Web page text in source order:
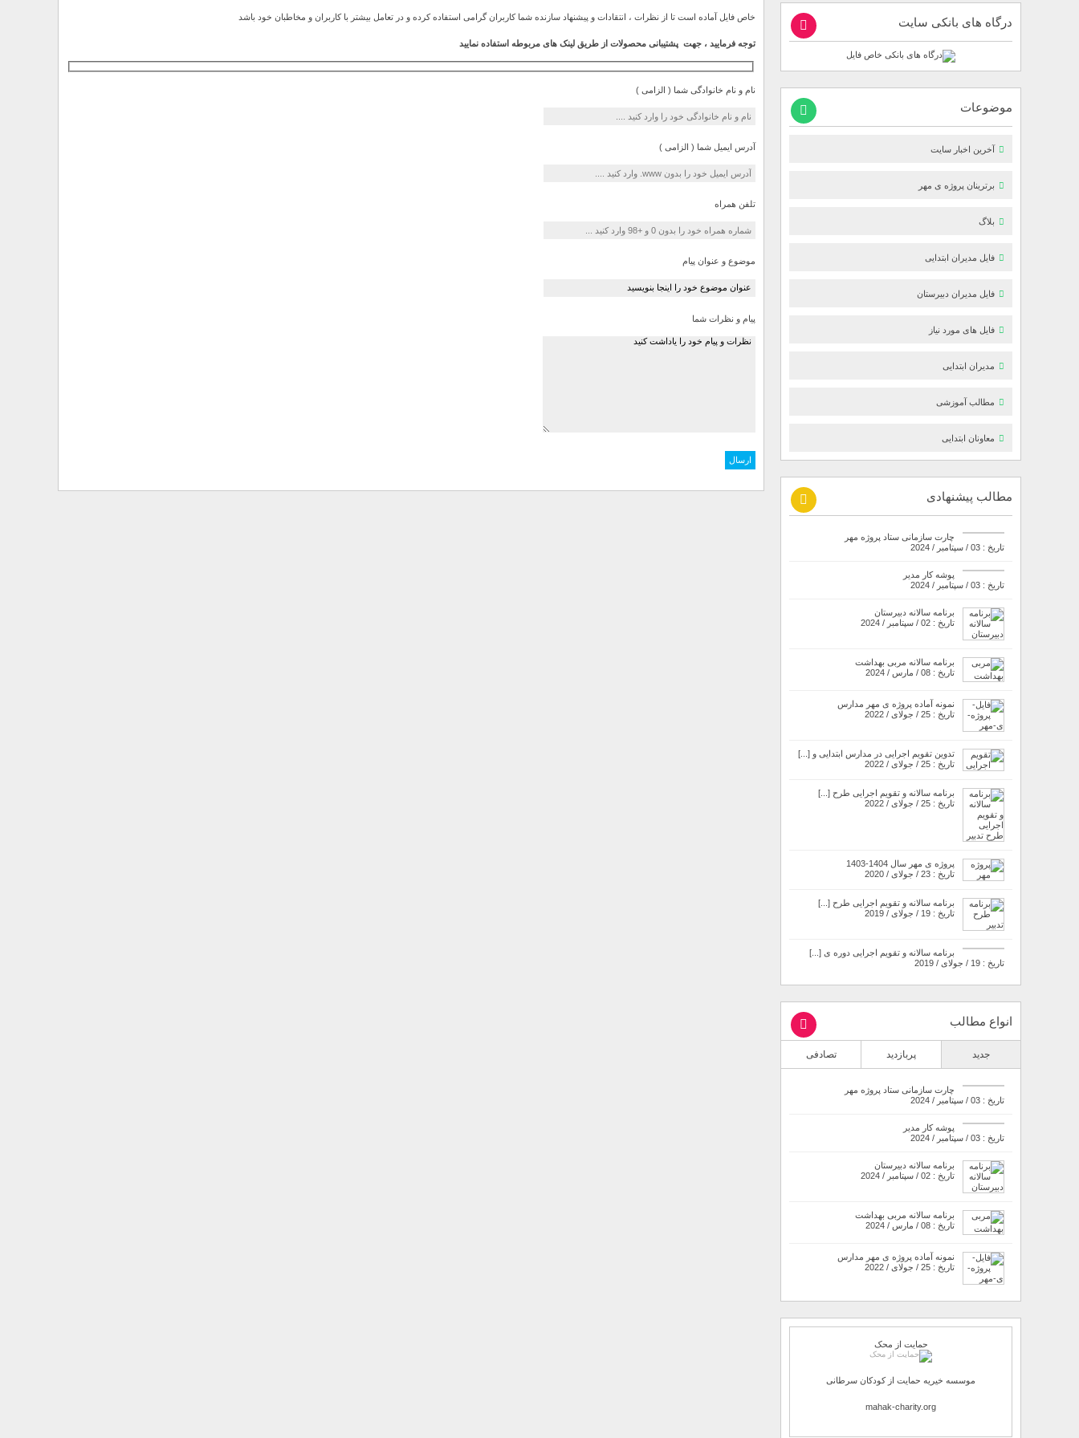
خاص فایل آماده است تا از نظرات ، انتقادات و پیشنهاد سازنده شما کاربران گرامی استفاده کرده و در تعامل بیشتر با کاربران و مخاطبان خود باشد
توجه فرمایید ، جهت پشتیبانی محصولات از طریق لینک های مربوطه استفاده نمایید
نام و نام خانوادگی شما ( الزامی )
آدرس ایمیل شما ( الزامی )
تلفن همراه
موضوع و عنوان پیام
پیام و نظرات شما
درگاه های بانکی سایت
موضوعات
آخرین اخبار سایت
برترینان پروژه ی مهر
بلاگ
فایل مدیران ابتدایی
فایل مدیران دبیرستان
فایل های مورد نیاز
مدیران ابتدایی
مطالب آموزشی
معاونان ابتدایی
مطالب پیشنهادی
چارت سازمانی ستاد پروژه مهر
تاریخ : 03 / سپتامبر / 2024
پوشه کار مدیر
تاریخ : 03 / سپتامبر / 2024
برنامه سالانه دبیرستان
تاریخ : 02 / سپتامبر / 2024
برنامه سالانه مربی بهداشت
تاریخ : 08 / مارس / 2024
نمونه آماده پروژه ی مهر مدارس
تاریخ : 25 / جولای / 2022
تدوین تقویم اجرایی در مدارس ابتدایی و [...]
تاریخ : 25 / جولای / 2022
برنامه سالانه و تقویم اجرایی طرح [...]
تاریخ : 25 / جولای / 2022
پروژه ی مهر سال 1404-1403
تاریخ : 23 / جولای / 2020
برنامه سالانه و تقویم اجرایی طرح [...]
تاریخ : 19 / جولای / 2019
برنامه سالانه و تقویم اجرایی دوره ی [...]
تاریخ : 19 / جولای / 2019
انواع مطالب
جدید پربازدید تصادفی
چارت سازمانی ستاد پروژه مهر
تاریخ : 03 / سپتامبر / 2024
پوشه کار مدیر
تاریخ : 03 / سپتامبر / 2024
برنامه سالانه دبیرستان
تاریخ : 02 / سپتامبر / 2024
برنامه سالانه مربی بهداشت
تاریخ : 08 / مارس / 2024
نمونه آماده پروژه ی مهر مدارس
تاریخ : 25 / جولای / 2022
حمایت از محک
موسسه خیریه حمایت از کودکان سرطانی
mahak-charity.org